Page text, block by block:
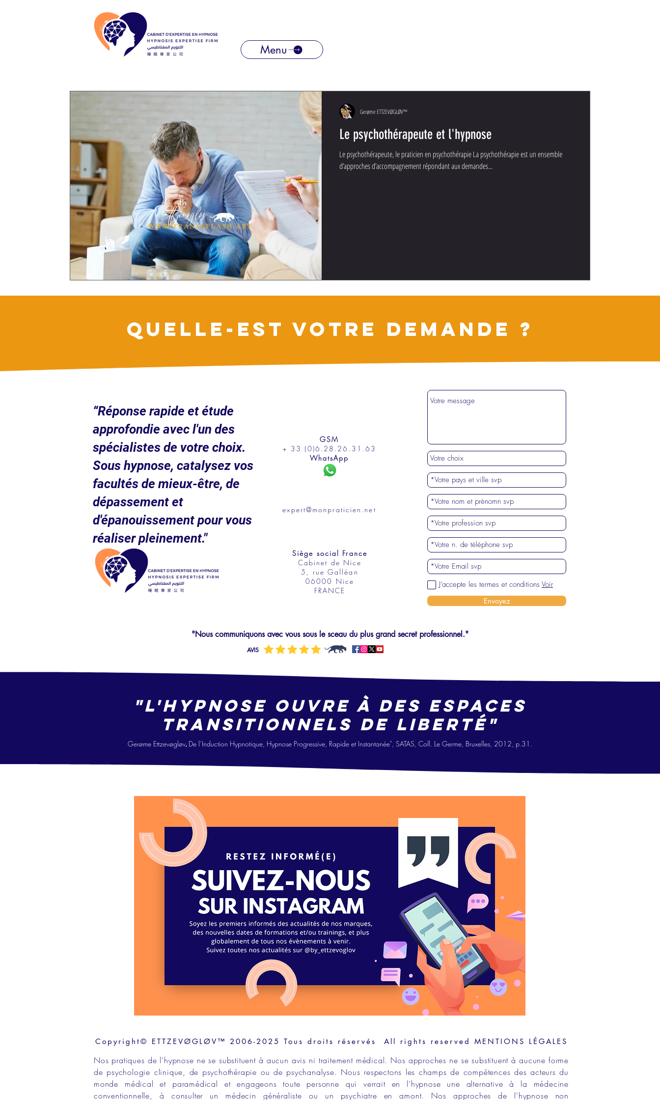
Menu
Le psychothérapeute et l'hypnose
Le psychothérapeute, le praticien en psychothérapie La psychothérapie est un ensemble
d’approches d’accompagnement répondant aux demandes...
Gerøme ETTZEVØGLØV™
QUELLE-EST VOTRE DEMANDE ?
“Réponse rapide et étude
approfondie avec l'un des
spécialistes de votre choix.
Sous hypnose, catalysez vos
facultés de mieux-être, de
dépassement et
d'épanouissement pour vous
réaliser pleinement."
GSM
+ 33 (0)6.28.26.31.63
WhatsApp
expert@monpraticien.net
Siège social France
Cabinet de Nice
5, rue Galléan
06000 Nice
FRANCE
J’accepte les termes et conditions Voir
Envoyez
"Nous communiquons avec vous sous le sceau du plus grand secret professionnel."
AVIS
"L'hypnose ouvre à des espaces
transitionnels de liberté"
Gerøme Ettzevøgløv, De l’Induction Hypnotique, Hypnose Progressive, Rapide et Instantanée", SATAS, Coll. Le Germe, Bruxelles, 2012, p.31.
Copyright© ETTZEVØGLØV™ 2006-2025 Tous droits réservés All rights reserved MENTIONS LÉGALES
Nos pratiques de l'hypnose ne se substituent à aucun avis ni traitement médical. Nos approches ne se substituent à aucune forme
de psychologie clinique, de psychothérapie ou de psychanalyse. Nous respectons les champs de compétences des acteurs du
monde médical et paramédical et engageons toute personne qui verrait en l'hypnose une alternative à la médecine
conventionnelle, à consulter un médecin généraliste ou un psychiatre en amont. Nos approches de l'hypnose non